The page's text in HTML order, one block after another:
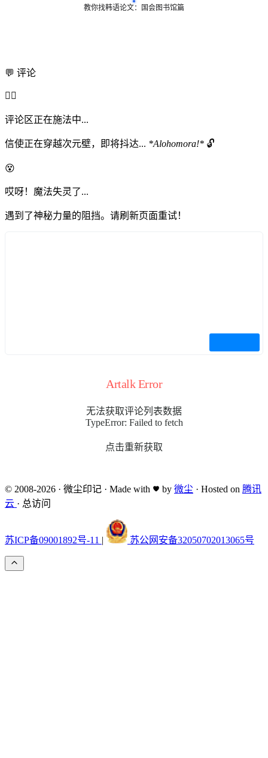
💬 评论
🧙‍♂️
评论区正在施法中...
信使正在穿越次元壁，即将抖达... *Alohomora!* 🔓
😵
哎呀！魔法失灵了...
遇到了神秘力量的阻挡。请刷新页面重试！
Artalk Error
无法获取评论列表数据
TypeError: Failed to fetch
点击重新获取
© 2008-2026 · 微尘印记 · Made with by 微尘 · Hosted on 腾讯
云 · 总访问
苏ICP备09001892号-11 | 苏公网安备32050702013065号